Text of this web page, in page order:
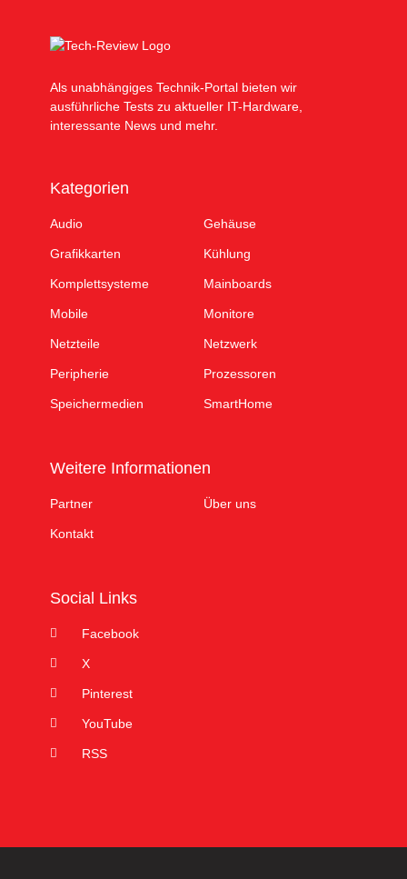
Als unabhängiges Technik-Portal bieten wir
ausführliche Tests zu aktueller IT-Hardware,
interessante News und mehr.
Kategorien
Audio Gehäuse
Grafikkarten Kühlung
Komplettsysteme Mainboards
Mobile Monitore
Netzteile Netzwerk
Peripherie Prozessoren
Speichermedien SmartHome
Weitere Informationen
Partner Über uns
Kontakt
Social Links
Facebook
X
Pinterest
YouTube
RSS